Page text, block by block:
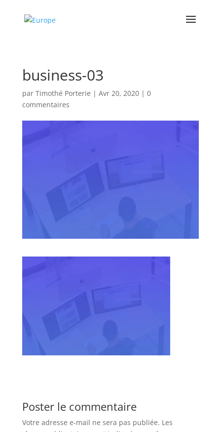
business-03
par Timothé Porterie | Avr 20, 2020| 0
commentaires
Poster le commentaire
Votre adresse e-mail ne sera pas publiée. Les